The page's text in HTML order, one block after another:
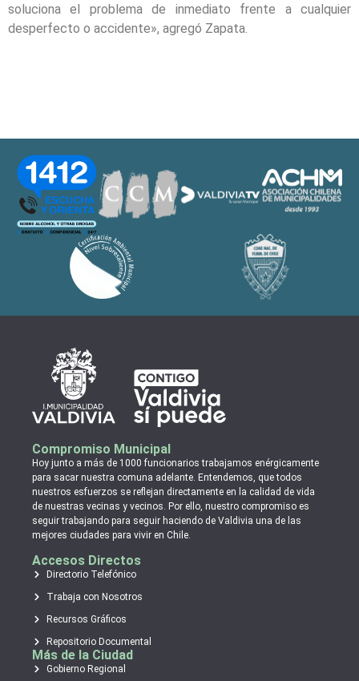
soluciona el problema de inmediato frente a cualquier
desperfecto o accidente», agregó Zapata.
Compromiso Municipal
Hoy junto a más de 1000 funcionarios trabajamos enérgicamente
para sacar nuestra comuna adelante. Entendemos, que todos
nuestros esfuerzos se reflejan directamente en la calidad de vida
de nuestras vecinas y vecinos. Por ello, nuestro compromiso es
seguir trabajando para seguir haciendo de Valdivia una de las
mejores ciudades para vivir en Chile.
Accesos Directos
Directorio Telefónico
Trabaja con Nosotros
Recursos Gráficos
Repositorio Documental
Más de la Ciudad
Gobierno Regional